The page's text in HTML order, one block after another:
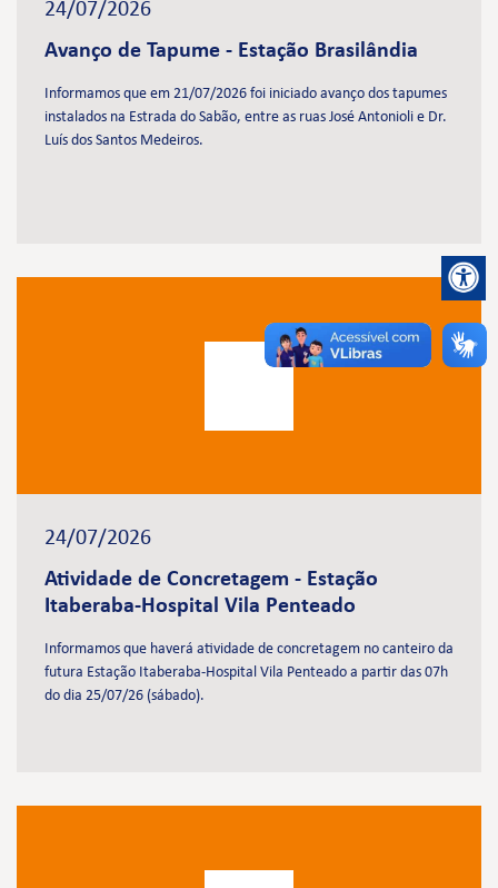
24/07/2026
Avanço de Tapume - Estação Brasilândia
Informamos que em 21/07/2026 foi iniciado avanço dos tapumes
instalados na Estrada do Sabão, entre as ruas José Antonioli e Dr.
Luís dos Santos Medeiros.
24/07/2026
Atividade de Concretagem - Estação
Itaberaba-Hospital Vila Penteado
Informamos que haverá atividade de concretagem no canteiro da
futura Estação Itaberaba-Hospital Vila Penteado a partir das 07h
do dia 25/07/26 (sábado).